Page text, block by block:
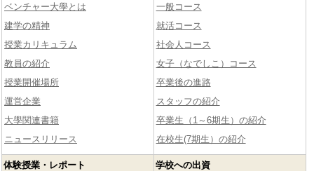
ベンチャー大學とは
建学の精神
授業カリキュラム
教員の紹介
授業開催場所
運営企業
大學関連書籍
ニュースリリース
一般コース
就活コース
社会人コース
女子（なでしこ）コース
卒業後の進路
スタッフの紹介
卒業生（1～6期生）の紹介
在校生(7期生）の紹介
体験授業・レポート 学校への出資